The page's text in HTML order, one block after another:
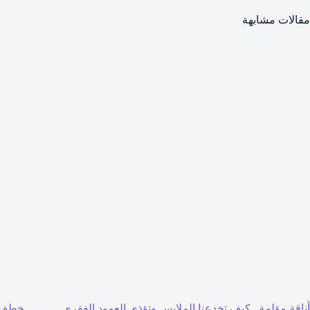
مقالات مشابهة